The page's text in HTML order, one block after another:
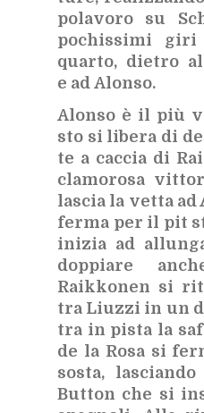
po­la­vo­ro su
po­chis­si­mi giri
quar­to, die­tro
e ad Alon­so.
Alon­so è il più
sto si li­be­ra di
te a cac­cia di
cla­mo­ro­sa
la­scia la vet­ta ad
fer­ma per il pit
ini­zia ad
dop­pia­re
Raik­ko­nen si
tra Liuz­zi in un
tra in pi­sta la
de la Rosa si
so­sta,
But­ton che si